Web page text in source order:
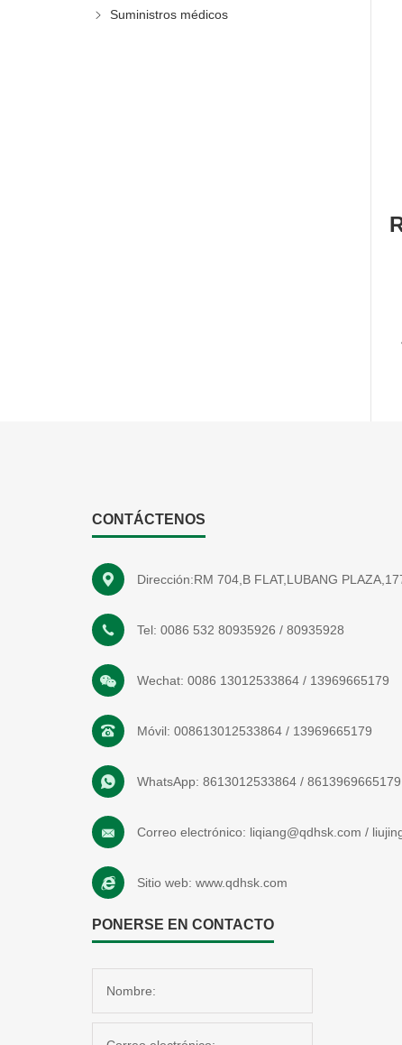
Suministros médicos
CONTÁCTENOS
Dirección:RM 704,B FLAT,LUBANG
Tel: 0086 532 80935926 / 80935928
Wechat: 0086 13012533864 / 13969665179
Móvil: 008613012533864 / 13969665179
WhatsApp: 8613012533864 / 8613969665179
Correo electrónico: liqiang@qdhsk.com /
Sitio web: www.qdhsk.com
PONERSE EN CONTACTO